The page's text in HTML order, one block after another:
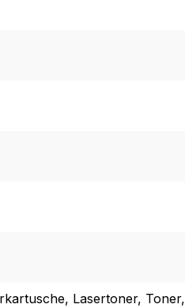
Lasertoner, Toner,